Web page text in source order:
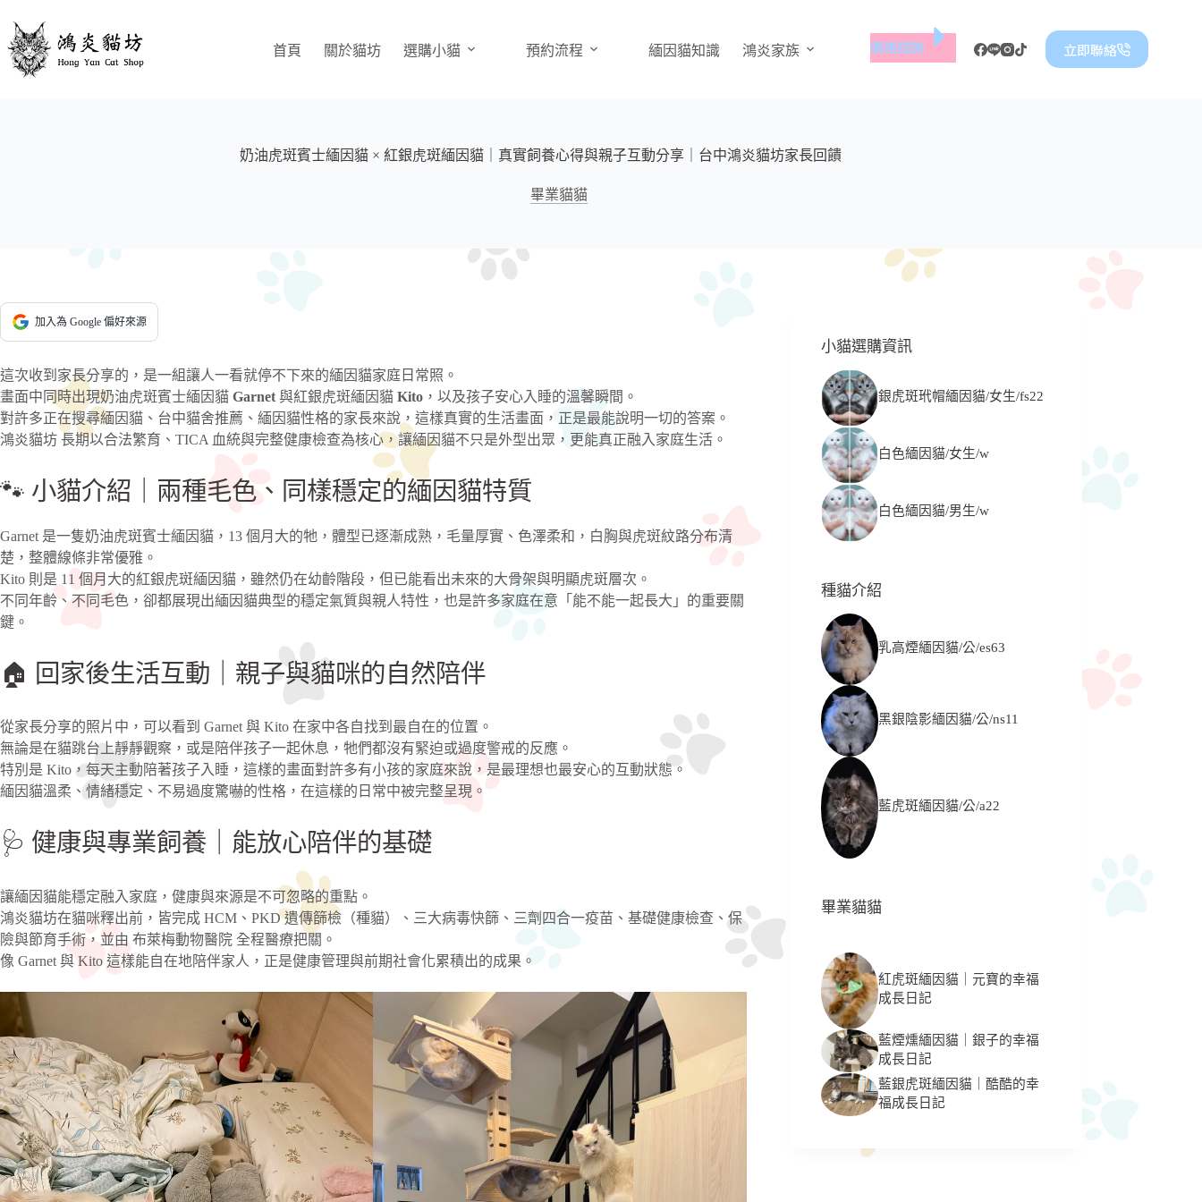
主
首頁 關於貓坊 選購小貓 預約流程 緬因貓知識 鴻炎家族 價格諮詢 立即聯絡
奶油虎斑賓士緬因貓 × 紅銀虎斑緬因貓｜真實飼養心得與親子互動分享｜台中鴻炎貓坊家長回饋
畢業貓貓
加入為 Google 偏好來源
這次收到家長分享的，是一組讓人一看就停不下來的緬因貓家庭日常照。
畫面中同時出現奶油虎斑賓士緬因貓 Garnet 與紅銀虎斑緬因貓 Kito ，以及孩子安心入睡的溫馨瞬間。
對許多正在搜尋緬因貓、台中貓舍推薦、緬因貓性格的家長來說，這樣真實的生活畫面，正是最能說明一切的答案。
鴻炎貓坊 長期以合法繁育、TICA 血統與完整健康檢查為核心，讓緬因貓不只是外型出眾，更能真正融入家庭生活。
🐾 小貓介紹｜兩種毛色、同樣穩定的緬因貓特質
Garnet 是一隻奶油虎斑賓士緬因貓，13 個月大的牠，體型已逐漸成熟，毛量厚實、色澤柔和，白胸與虎斑紋路分布清
楚，整體線條非常優雅。
Kito 則是 11 個月大的紅銀虎斑緬因貓，雖然仍在幼齡階段，但已能看出未來的大骨架與明顯虎斑層次。
不同年齡、不同毛色，卻都展現出緬因貓典型的穩定氣質與親人特性，也是許多家庭在意「能不能一起長大」的重要關
鍵。
🏠 回家後生活互動｜親子與貓咪的自然陪伴
從家長分享的照片中，可以看到 Garnet 與 Kito 在家中各自找到最自在的位置。
無論是在貓跳台上靜靜觀察，或是陪伴孩子一起休息，牠們都沒有緊迫或過度警戒的反應。
特別是 Kito，每天主動陪著孩子入睡，這樣的畫面對許多有小孩的家庭來說，是最理想也最安心的互動狀態。
緬因貓溫柔、情緒穩定、不易過度驚嚇的性格，在這樣的日常中被完整呈現。
🩺 健康與專業飼養｜能放心陪伴的基礎
讓緬因貓能穩定融入家庭，健康與來源是不可忽略的重點。
鴻炎貓坊在貓咪釋出前，皆完成 HCM、PKD 遺傳篩檢（種貓）、三大病毒快篩、三劑四合一疫苗、基礎健康檢查、保
險與節育手術，並由 布萊梅動物醫院 全程醫療把關。
像 Garnet 與 Kito 這樣能自在地陪伴家人，正是健康管理與前期社會化累積出的成果。
小貓選購資訊
銀虎斑玳帽緬因貓/女生/fs22
白色緬因貓/女生/w
白色緬因貓/男生/w
種貓介紹
乳高煙緬因貓/公/es63
黑銀陰影緬因貓/公/ns11
藍虎斑緬因貓/公/a22
畢業貓貓
紅虎斑緬因貓｜元寶的幸福
成長日記
藍煙燻緬因貓｜銀子的幸福
成長日記
藍銀虎斑緬因貓｜酷酷的幸
福成長日記